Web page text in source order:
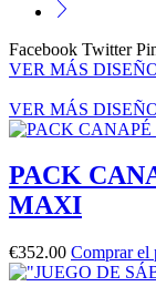
Facebook Twitter
VER MÁS
VER MÁS
PACK
MAXI
€352.00 Comprar el